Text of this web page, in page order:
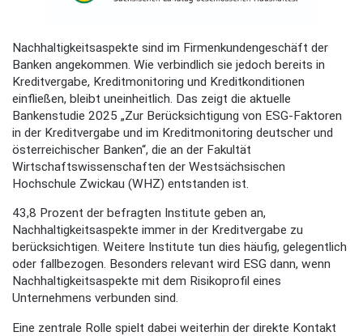
Nachhaltigkeitsaspekte sind im Firmenkundengeschäft der
Banken angekommen. Wie verbindlich sie jedoch bereits in
Kreditvergabe, Kreditmonitoring und Kreditkonditionen
einfließen, bleibt uneinheitlich. Das zeigt die aktuelle
Bankenstudie 2025 „Zur Berücksichtigung von ESG-Faktoren
in der Kreditvergabe und im Kreditmonitoring deutscher und
österreichischer Banken“, die an der Fakultät
Wirtschaftswissenschaften der Westsächsischen
Hochschule Zwickau (WHZ) entstanden ist.
43,8 Prozent der befragten Institute geben an,
Nachhaltigkeitsaspekte immer in der Kreditvergabe zu
berücksichtigen. Weitere Institute tun dies häufig, gelegentlich
oder fallbezogen. Besonders relevant wird ESG dann, wenn
Nachhaltigkeitsaspekte mit dem Risikoprofil eines
Unternehmens verbunden sind.
Eine zentrale Rolle spielt dabei weiterhin der direkte Kontakt